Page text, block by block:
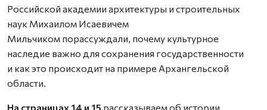
Российской академии архитектуры и строительных
наук Михаилом Исаевичем
Мильчиком порассуждали, почему культурное
наследие важно для сохранения государственности
и как это происходит на примере Архангельской
области.
На страницах 14 и 15 рассказываем об истории